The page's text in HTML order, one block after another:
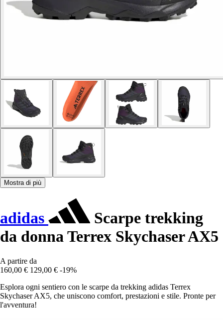
Mostra di più
adidas
Scarpe trekking
da donna Terrex Skychaser AX5
A partire da
160,00 € 129,00 € -19%
Esplora ogni sentiero con le scarpe da trekking adidas Terrex
Skychaser AX5, che uniscono comfort, prestazioni e stile. Pronte per
l'avventura!